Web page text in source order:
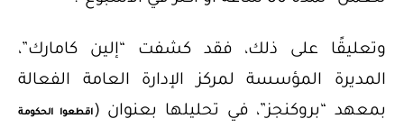
وتعليقًا على ذلك، فقد كشفت “إلين كامارك”،
المديرة المؤسسة لمركز الإدارة العامة الفعالة
بمعهد “بروكنجز”، في تحليلها بعنوان (
اقطعوا الحكومة